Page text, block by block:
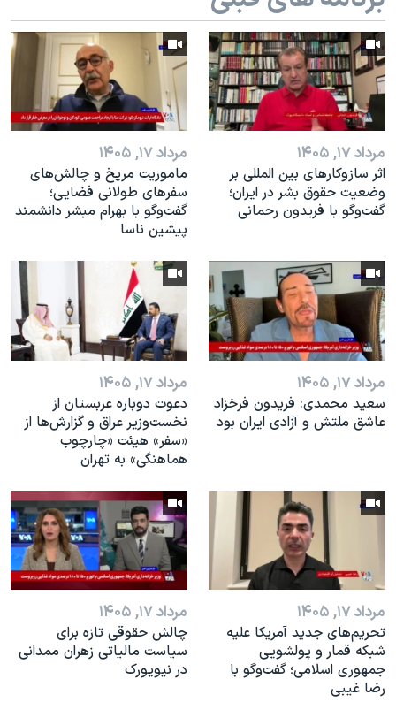
نرگس محمدی برنده جایزه نوبل صلح
همایش محافظه‌کاران آمریکا «سی‌پک»
صفحه‌های ویژه
سفر پرزیدنت ترامپ به چین
مرداد ۱۷, ۱۴۰۵
اثر ساز‌و‌کارهای بین المللی بر
وضعیت حقوق بشر در ایران؛
گفت‌وگو با فریدون رحمانی
مرداد ۱۷, ۱۴۰۵
ماموریت مریخ و چالش‌های
سفرهای طولانی فضایی؛
گفت‌وگو با بهرام مبشر دانشمند
پیشین ناسا
مرداد ۱۷, ۱۴۰۵
سعید محمدی: فریدون فرخزاد
عاشق ملتش و آزادی ایران بود
مرداد ۱۷, ۱۴۰۵
دعوت دوباره عربستان از
نخست‌وزیر عراق و گزارش‌ها از
«سفر» هیئت «چارچوب
هماهنگی» به تهران
مرداد ۱۷, ۱۴۰۵
تحریم‌های جدید آمریکا علیه
شبکه قمار و پولشویی
جمهوری اسلامی؛ گفت‌وگو با
رضا غیبی
مرداد ۱۷, ۱۴۰۵
چالش حقوقی تازه برای
سیاست مالیاتی زهران ممدانی
در نیویورک